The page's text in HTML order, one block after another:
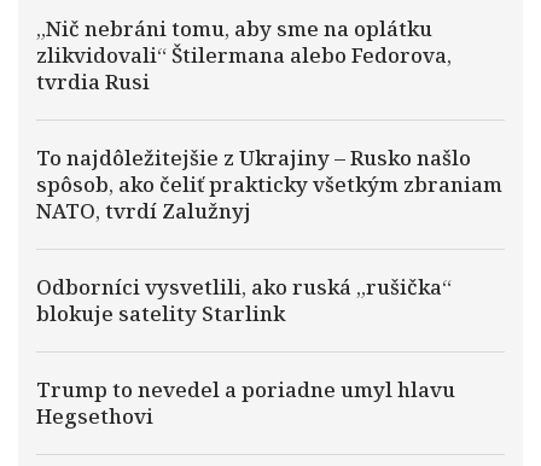
„Nič nebráni tomu, aby sme na oplátku
zlikvidovali“ Štilermana alebo Fedorova,
tvrdia Rusi
To najdôležitejšie z Ukrajiny – Rusko našlo
spôsob, ako čeliť prakticky všetkým zbraniam
NATO, tvrdí Zalužnyj
Odborníci vysvetlili, ako ruská „rušička“
blokuje satelity Starlink
Trump to nevedel a poriadne umyl hlavu
Hegsethovi